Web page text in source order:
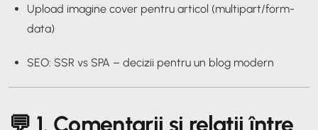
Upload imagine cover pentru articol (multipart/form-
data)
SEO: SSR vs SPA – decizii pentru un blog modern
💬 1. Comentarii și relații între